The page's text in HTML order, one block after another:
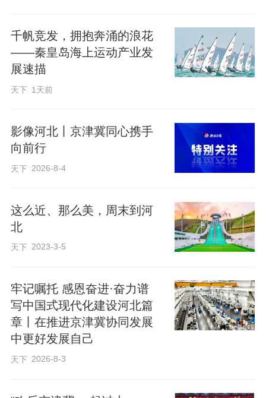
千帆竞发，拥抱奔涌的浪花
——秦皇岛海上运动产业发
展速描
天下 1天前
影像河北丨京津冀同心携手
向前行
天下 2026-8-4
这么近、那么美，周末到河
北
天下 2023-3-5
牢记嘱托 感恩奋进·奋力谱
写中国式现代化建设河北篇
章丨在推进京津冀协同发展
中更好发展自己
天下 2026-8-3